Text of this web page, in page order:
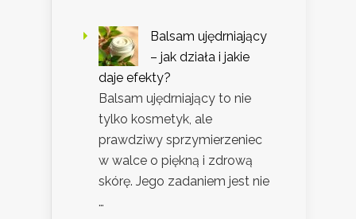
Balsam ujędrniający
– jak działa i jakie
daje efekty?
Balsam ujędrniający to nie
tylko kosmetyk, ale
prawdziwy sprzymierzeniec
w walce o piękną i zdrową
skórę. Jego zadaniem jest nie
…